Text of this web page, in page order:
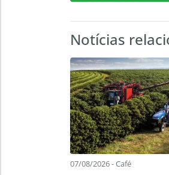
Notícias
07/08/2026 - Café